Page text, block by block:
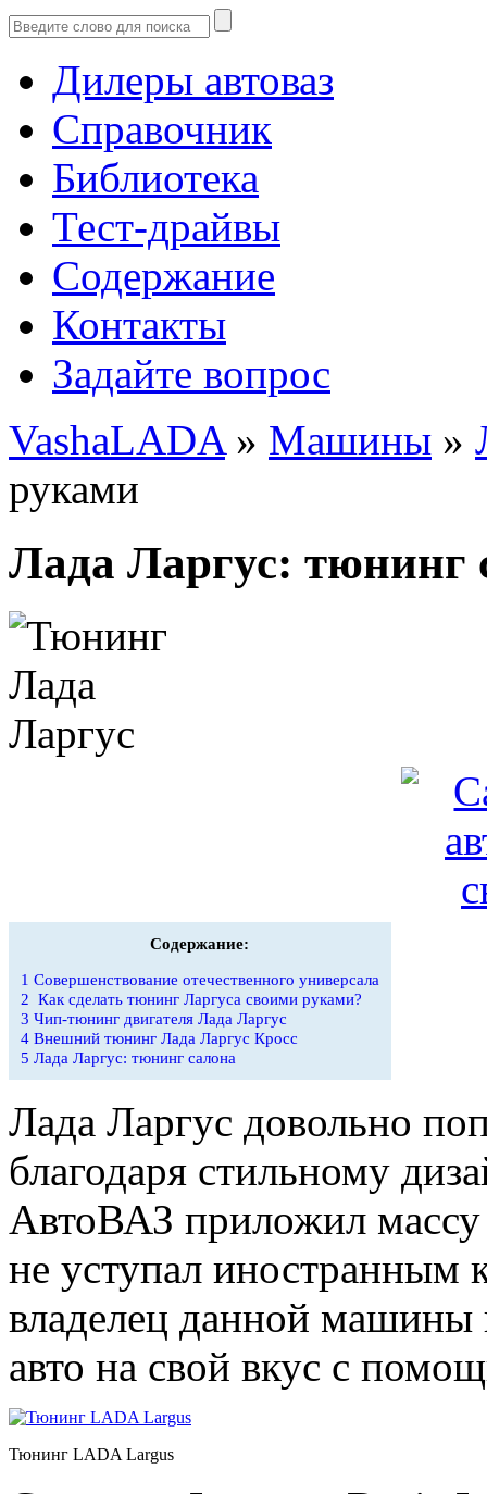
Дилеры автоваз
Справочник
Библиотека
Тест-драйвы
Содержание
Контакты
Задайте вопрос
VashaLADA» Машины »
руками
Лада Ларгус: тюнинг
Содержание:
1 Совершенствование отечественного универсала
2 Как сделать тюнинг Ларгуса своими руками?
3 Чип-тюнинг двигателя Лада Ларгус
4 Внешний тюнинг Лада Ларгус Кросс
5 Лада Ларгус: тюнинг салона
Лада Ларгус довольно
благодаря стильному
АвтоВАЗ приложил массу
не уступал иностранным
владелец данной машины
авто на свой вкус с
Тюнинг LADA Largus